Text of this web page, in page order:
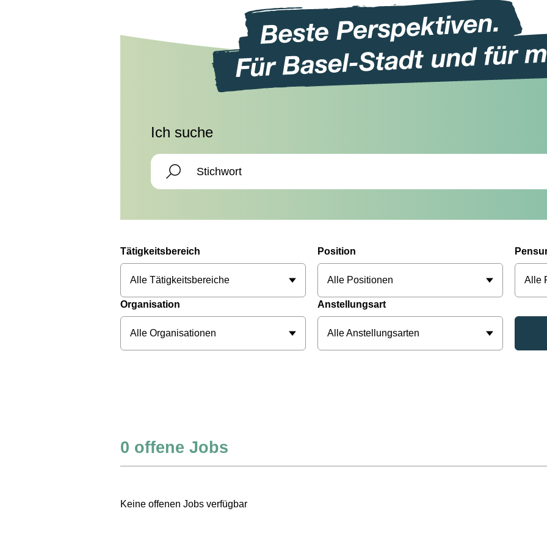
Ich suche
Tätigkeitsbereich
Alle Tätigkeitsbereiche
Position
Alle Positionen Alle
Organisation
Alle Organisationen
Anstellungsart
Alle Anstellungsarten
0 offene Jobs
Keine offenen Jobs verfügbar